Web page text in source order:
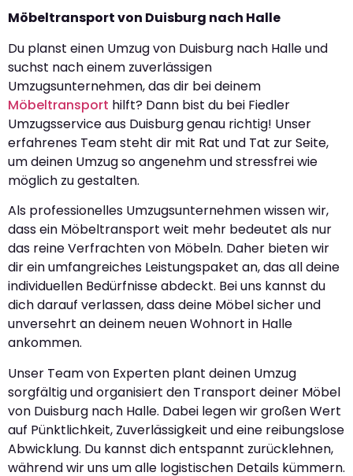
Möbeltransport von Duisburg nach Halle
Du planst einen Umzug von Duisburg nach Halle und
suchst nach einem zuverlässigen
Umzugsunternehmen, das dir bei deinem
Möbeltransport hilft? Dann bist du bei Fiedler
Umzugsservice aus Duisburg genau richtig! Unser
erfahrenes Team steht dir mit Rat und Tat zur Seite,
um deinen Umzug so angenehm und stressfrei wie
möglich zu gestalten.
Als professionelles Umzugsunternehmen wissen wir,
dass ein Möbeltransport weit mehr bedeutet als nur
das reine Verfrachten von Möbeln. Daher bieten wir
dir ein umfangreiches Leistungspaket an, das all deine
individuellen Bedürfnisse abdeckt. Bei uns kannst du
dich darauf verlassen, dass deine Möbel sicher und
unversehrt an deinem neuen Wohnort in Halle
ankommen.
Unser Team von Experten plant deinen Umzug
sorgfältig und organisiert den Transport deiner Möbel
von Duisburg nach Halle. Dabei legen wir großen Wert
auf Pünktlichkeit, Zuverlässigkeit und eine reibungslose
Abwicklung. Du kannst dich entspannt zurücklehnen,
während wir uns um alle logistischen Details kümmern.